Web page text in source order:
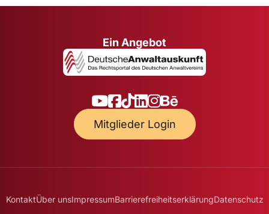
Ein Angebot
Mitglieder Login
KontaktÜber unsImpressumBarrierefreiheitserklärungDatenschutz